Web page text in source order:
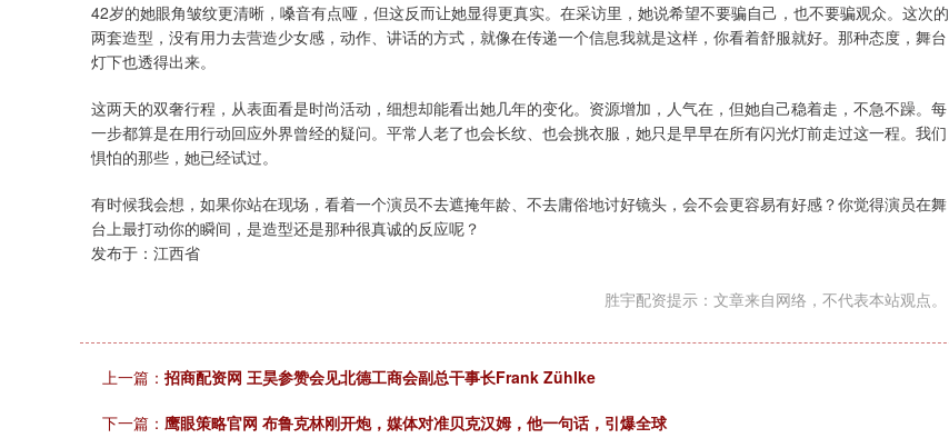
42岁的她眼角皱纹更清晰，嗓音有点哑，但这反而让她显得更真实。在采访里，她说希望不要骗自己，也不要骗观众。这次的
两套造型，没有用力去营造少女感，动作、讲话的方式，就像在传递一个信息我就是这样，你看着舒服就好。那种态度，舞台
灯下也透得出来。
这两天的双奢行程，从表面看是时尚活动，细想却能看出她几年的变化。资源增加，人气在，但她自己稳着走，不急不躁。每
一步都算是在用行动回应外界曾经的疑问。平常人老了也会长纹、也会挑衣服，她只是早早在所有闪光灯前走过这一程。我们
惧怕的那些，她已经试过。
有时候我会想，如果你站在现场，看着一个演员不去遮掩年龄、不去庸俗地讨好镜头，会不会更容易有好感？你觉得演员在舞
台上最打动你的瞬间，是造型还是那种很真诚的反应呢？
发布于：江西省
胜宇配资提示：文章来自网络，不代表本站观点。
上一篇： 招商配资网 王昊参赞会见北德工商会副总干事长Frank Zühlke
下一篇： 鹰眼策略官网 布鲁克林刚开炮，媒体对准贝克汉姆，他一句话，引爆全球